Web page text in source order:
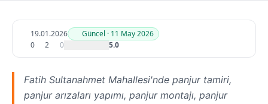
19.01.2026
Güncel · 11 May 2026
0
2 0 5.0
Fatih Sultanahmet Mahallesi'nde panjur tamiri,
panjur arızaları yapımı, panjur montajı, panjur